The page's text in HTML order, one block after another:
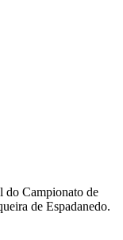
do Campionato de
de Espadanedo.